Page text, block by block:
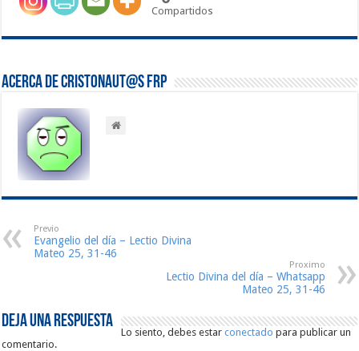
Compartidos
Acerca de Cristonaut@s FRP
Previo
Evangelio del día – Lectio Divina
Mateo 25, 31-46
Proximo
Lectio Divina del día – Whatsapp
Mateo 25, 31-46
Deja una respuesta
Lo siento, debes estarconectado para publicar un
comentario.